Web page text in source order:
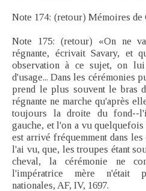
Note 174: (retour) Mémoires de
Note 175: (retour) «On ne
régnante, écrivait Savary, et
observation à ce sujet, on
d'usage... Dans les cérémonies
prend le plus souvent le bras
régnante ne marche qu'après
toujours la droite du fond--
gauche, et l'on a vu
est arrivé fréquemment dans
l'ai vu, que, les troupes étant
cheval, la cérémonie ne
l'impératrice mère n'était
nationales, AF, IV, 1697.